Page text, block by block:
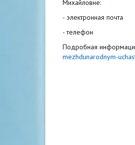
Михайловне:
- электронная почта
- телефон (499)
Подробная
mezhdunarodnym-